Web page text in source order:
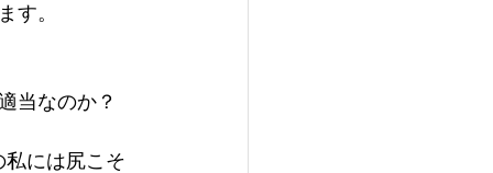
す。
当なのか？
には尻こそ